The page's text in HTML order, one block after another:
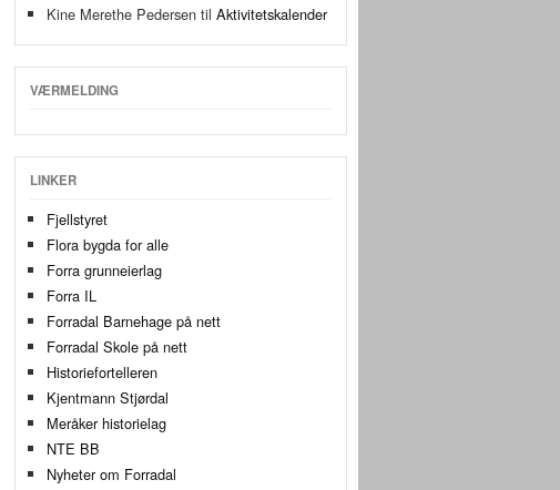
Kine Merethe Pedersentil Aktivitetskalender
VÆRMELDING
LINKER
Fjellstyret
Flora bygda for alle
Forra grunneierlag
Forra IL
Forradal Barnehage på nett
Forradal Skole på nett
Historiefortelleren
Kjentmann Stjørdal
Meråker historielag
NTE BB
Nyheter om Forradal